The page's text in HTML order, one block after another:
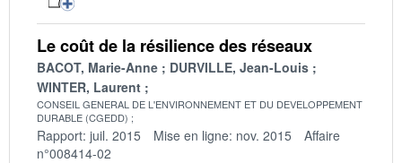
Le coût de la résilience des réseaux
BACOT, Marie-Anne
DURVILLE, Jean-Louis
WINTER, Laurent
CONSEIL GENERAL DE L'ENVIRONNEMENT ET DU DEVELOPPEMENT
DURABLE (CGEDD)
Rapport: juil. 2015 Mise en ligne: nov. 2015
Affaire
n°008414-02